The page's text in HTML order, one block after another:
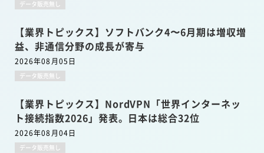
データ販売無し
【業界トピックス】ソフトバンク4〜6月期は増収増
益、非通信分野の成長が寄与
2026年08月05日
データ販売無し
【業界トピックス】NordVPN「世界インターネッ
ト接続指数2026」発表。日本は総合32位
2026年08月04日
データ販売無し